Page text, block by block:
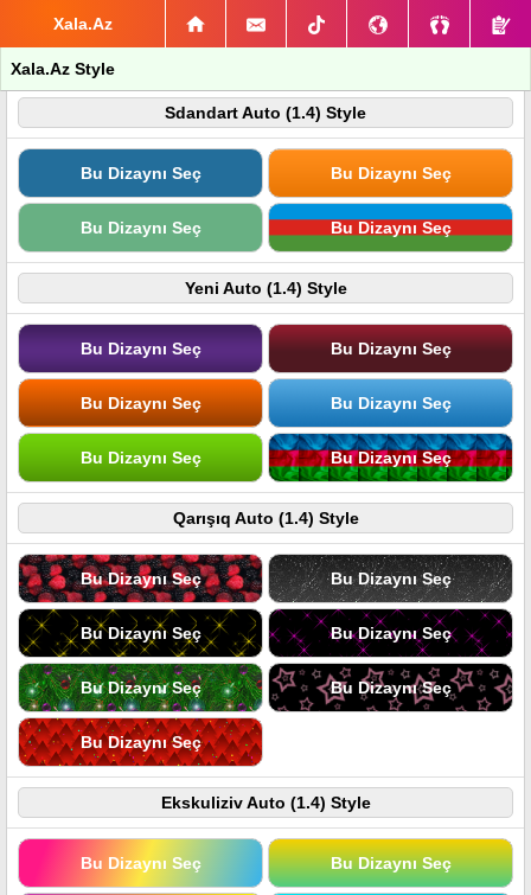
Xala.Az
Xala.Az Style
Sdandart Auto (1.4) Style
Bu Dizaynı Seç Bu Dizaynı Seç
Bu Dizaynı Seç Bu Dizaynı Seç
Yeni Auto (1.4) Style
Bu Dizaynı Seç Bu Dizaynı Seç
Bu Dizaynı Seç Bu Dizaynı Seç
Bu Dizaynı Seç Bu Dizaynı Seç
Qarışıq Auto (1.4) Style
Bu Dizaynı Seç Bu Dizaynı Seç
Bu Dizaynı Seç Bu Dizaynı Seç
Bu Dizaynı Seç Bu Dizaynı Seç
Bu Dizaynı Seç
Ekskuliziv Auto (1.4) Style
Bu Dizaynı Seç Bu Dizaynı Seç